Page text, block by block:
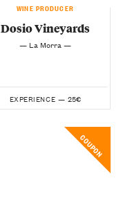
WINE PRODUCER
Dosio Vineyards
— La Morra —
EXPERIENCE — 25€
COUPON